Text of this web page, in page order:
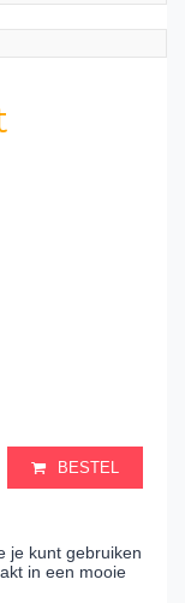
BESTEL
je kunt gebruiken
in een mooie